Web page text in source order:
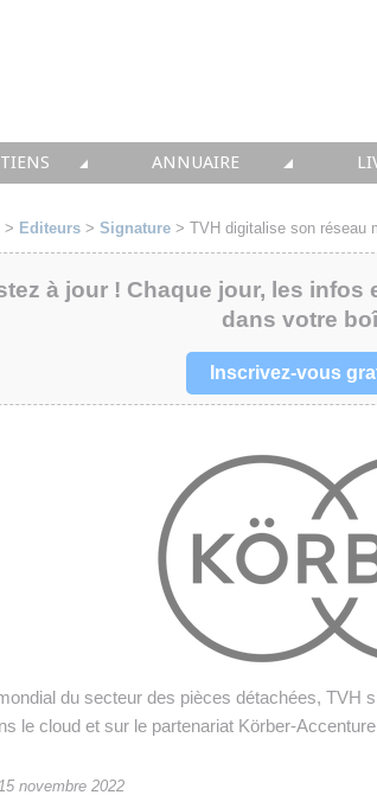
ANNUAIRE
• SOLUTIONS
• INTEGRATION
• IMMOBILIER
• INTRALOGISTIQUE
• PRESTATION LOGISTIQUE
• RECRUTEMENT
👉 INSCRIRE SA SOCIÉTÉ
> Editeurs > Signature > TVH digitalise son réseau
à jour ! Chaque jour, les
dans votre
Inscrivez-vous
du secteur des pièces détachées, TVH
le cloud et sur le partenariat Körber-
novembre 2022